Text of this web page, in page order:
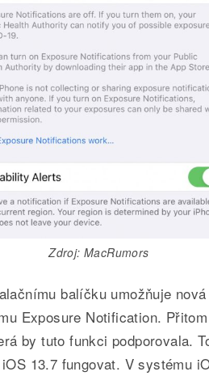
Zdroj: MacRumors
balíčku umožňuje
Exposure Notification.
by tuto funkci podporovala.
13.7 fungovat. V systému